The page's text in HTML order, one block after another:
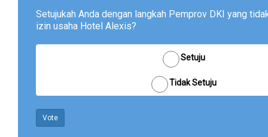
Setujukah Anda dengan langkah Pemprov DKI yang
izin usaha Hotel Alexis?
Setuju
Tidak Setuju
Vote